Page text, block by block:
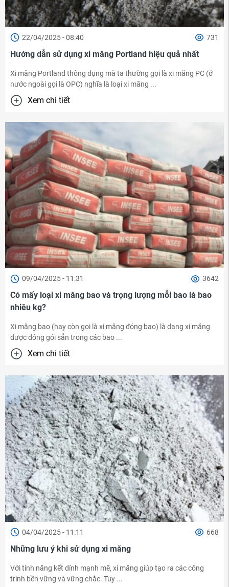
22/04/2025 - 08:40 731
Hướng dẫn sử dụng xi măng Portland hiệu quả nhất
Xi măng Portland thông dụng mà ta thường gọi là xi măng PC (ở
nước ngoài gọi là OPC) nghĩa là loại xi măng ...
Xem chi tiết
09/04/2025 - 11:31 3642
Có mấy loại xi măng bao và trọng lượng mỗi bao là bao
nhiêu kg?
Xi măng bao (hay còn gọi là xi măng đóng bao) là dạng xi măng
được đóng gói sẵn trong các bao ...
Xem chi tiết
04/04/2025 - 11:11 668
Những lưu ý khi sử dụng xi măng
Với tính năng kết dính mạnh mẽ, xi măng giúp tạo ra các công
trình bền vững và vững chắc. Tuy ...